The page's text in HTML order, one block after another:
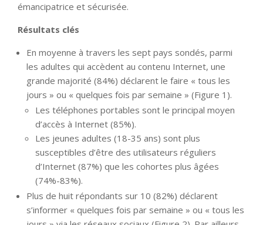
émancipatrice et sécurisée.
Résultats clés
En moyenne à travers les sept pays sondés, parmi
les adultes qui accèdent au contenu Internet, une
grande majorité (84%) déclarent le faire « tous les
jours » ou « quelques fois par semaine » (Figure 1).
Les téléphones portables sont le principal moyen
d’accès à Internet (85%).
Les jeunes adultes (18-35 ans) sont plus
susceptibles d’être des utilisateurs réguliers
d’Internet (87%) que les cohortes plus âgées
(74%-83%).
Plus de huit répondants sur 10 (82%) déclarent
s’informer « quelques fois par semaine » ou « tous les